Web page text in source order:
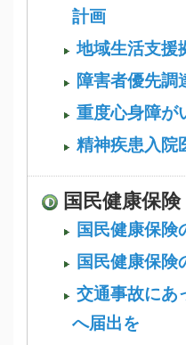
計画
地域生活支援
障害者優先調
重度心身障が
精神疾患入院
国民健康保険
国民健康保険
国民健康保険
交通事故にあ
へ届出を